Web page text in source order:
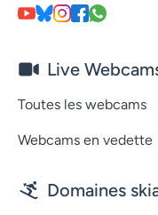
Live
Toutes les webcams
Webcams en vedette
Domaines